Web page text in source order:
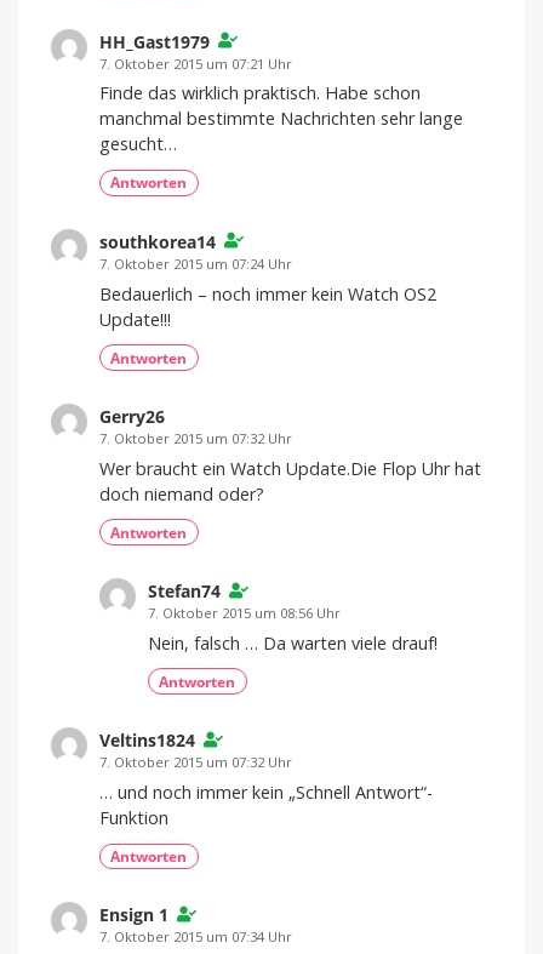
HH_Gast1979
7. Oktober 2015 um 07:21 Uhr
Finde das wirklich praktisch. Habe schon
manchmal bestimmte Nachrichten sehr lange
gesucht…
Antworten
southkorea14
7. Oktober 2015 um 07:24 Uhr
Bedauerlich – noch immer kein Watch OS2
Update!!!
Antworten
Gerry26
7. Oktober 2015 um 07:32 Uhr
Wer braucht ein Watch Update.Die Flop Uhr hat
doch niemand oder?
Antworten
Stefan74
7. Oktober 2015 um 08:56 Uhr
Nein, falsch … Da warten viele drauf!
Antworten
Veltins1824
7. Oktober 2015 um 07:32 Uhr
… und noch immer kein „Schnell Antwort“-
Funktion
Antworten
Ensign 1
7. Oktober 2015 um 07:34 Uhr